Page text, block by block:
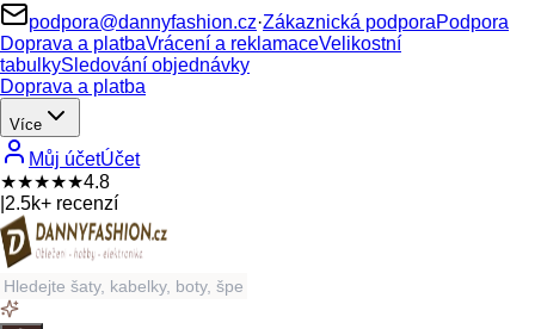
podpora@dannyfashion.cz·Zákaznická podporaPodpora
Doprava a platbaVrácení a reklamaceVelikostní
tabulkySledování objednávky
Doprava a platba
Více
Můj účetÚčet
★★★★★4.8
2.5k+ recenzí